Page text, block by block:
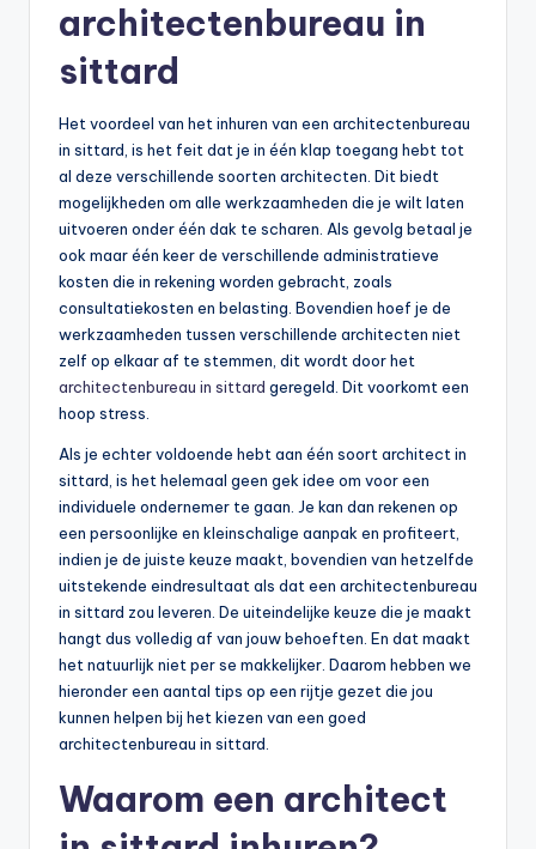
architectenbureau in
sittard
Het voordeel van het inhuren van een architectenbureau
in sittard, is het feit dat je in één klap toegang hebt tot
al deze verschillende soorten architecten. Dit biedt
mogelijkheden om alle werkzaamheden die je wilt laten
uitvoeren onder één dak te scharen. Als gevolg betaal je
ook maar één keer de verschillende administratieve
kosten die in rekening worden gebracht, zoals
consultatiekosten en belasting. Bovendien hoef je de
werkzaamheden tussen verschillende architecten niet
zelf op elkaar af te stemmen, dit wordt door het
architectenbureau in sittard geregeld. Dit voorkomt een
hoop stress.
Als je echter voldoende hebt aan één soort architect in
sittard, is het helemaal geen gek idee om voor een
individuele ondernemer te gaan. Je kan dan rekenen op
een persoonlijke en kleinschalige aanpak en profiteert,
indien je de juiste keuze maakt, bovendien van hetzelfde
uitstekende eindresultaat als dat een architectenbureau
in sittard zou leveren. De uiteindelijke keuze die je maakt
hangt dus volledig af van jouw behoeften. En dat maakt
het natuurlijk niet per se makkelijker. Daarom hebben we
hieronder een aantal tips op een rijtje gezet die jou
kunnen helpen bij het kiezen van een goed
architectenbureau in sittard.
Waarom een architect